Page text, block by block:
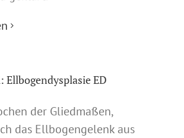
Ellbogendysplasie ED
der Gliedmaßen,
das Ellbogengelenk aus